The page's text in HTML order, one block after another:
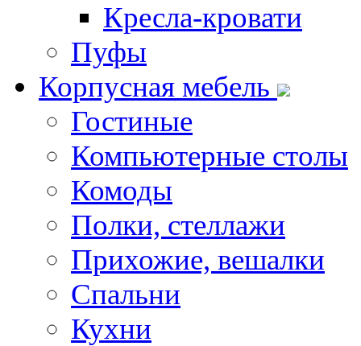
Кресла-кровати
Пуфы
Корпусная мебель
Гостиные
Компьютерные столы
Комоды
Полки, стеллажи
Прихожие, вешалки
Спальни
Кухни